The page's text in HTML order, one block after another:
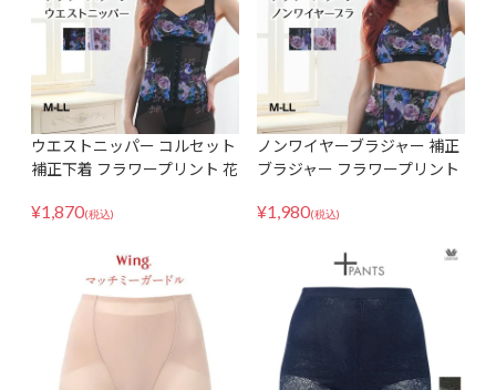
ウエストニッパー コルセット
補正下着 フラワープリント 花
¥1,870(税込)
ノンワイヤーブラジャー 補正
ブラジャー フラワープリント
¥1,980(税込)